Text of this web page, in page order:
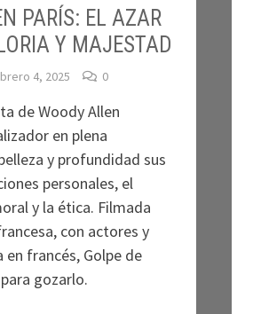
PARÍS: EL AZAR
Y MAJESTAD
4, 2025 0
de Woody Allen
en plena
y profundidad sus
personales, el
y la ética. Filmada
con actores y
en francés, Golpe de
gozarlo.